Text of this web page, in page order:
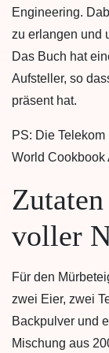
Engineering.
zu erlangen und
Das Buch hat
Aufsteller, so
präsent hat.
PS: Die
World Cookbook
voller
Für den
zwei Eier, zwei
Backpulver und
Mischung aus